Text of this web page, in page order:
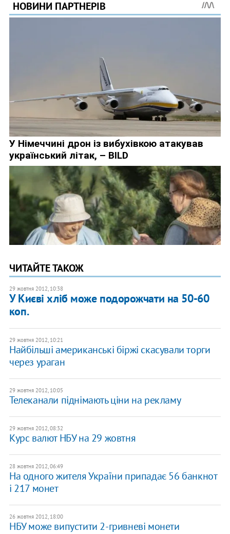
ЧИТАЙТЕ ТАКОЖ
29 жовтня 2012, 10:38
У Києві хліб може подорожчати на 50-60
коп.
29 жовтня 2012, 10:21
Найбільші американські біржі скасували торги
через ураган
29 жовтня 2012, 10:05
Телеканали піднімають ціни на рекламу
29 жовтня 2012, 08:32
Курс валют НБУ на 29 жовтня
28 жовтня 2012, 06:49
На одного жителя України припадає 56 банкнот
і 217 монет
26 жовтня 2012, 18:00
НБУ може випустити 2-гривневі монети